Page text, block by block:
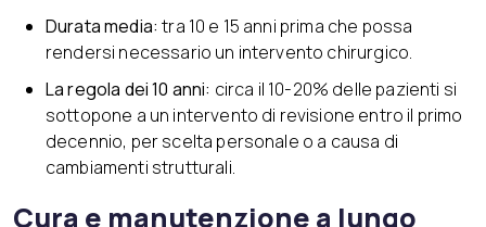
Durata media: tra 10 e 15 anni prima che possa
rendersi necessario un intervento chirurgico.
La regola dei 10 anni: circa il 10-20% delle pazienti si
sottopone a un intervento di revisione entro il primo
decennio, per scelta personale o a causa di
cambiamenti strutturali.
Cura e manutenzione a lungo